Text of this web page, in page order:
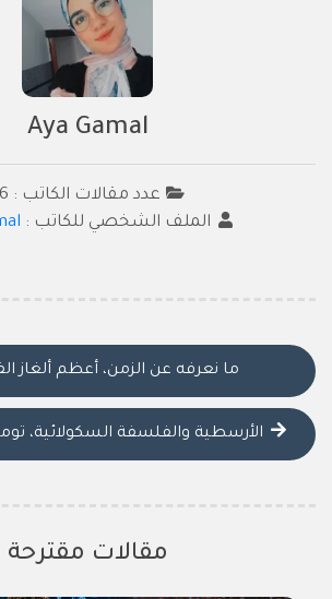
Aya Gamal
عدد مقالات الكاتب : 36
الملف الشخصي للكاتب :
ما نعرفه عن الزمن، أعظم ألغاز
الأرسطية والفلسفة السكولائية، توما
مقالات مقترحة